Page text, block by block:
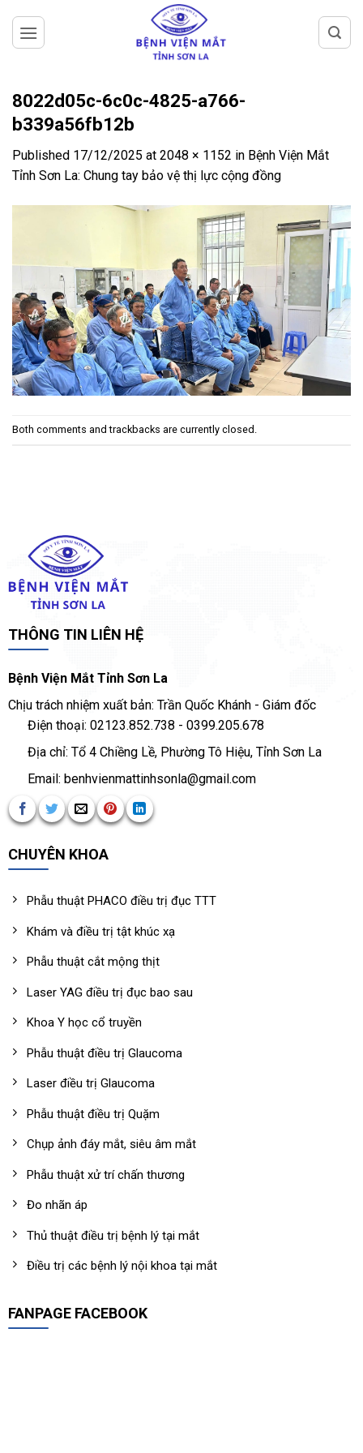
content
8022d05c-6c0c-4825-a766-
b339a56fb12b
Published 17/12/2025 at 2048 × 1152 in Bệnh Viện Mắt
Tỉnh Sơn La: Chung tay bảo vệ thị lực cộng đồng
Both comments and trackbacks are currently closed.
THÔNG TIN LIÊN HỆ
Bệnh Viện Mắt Tỉnh Sơn La
Chịu trách nhiệm xuất bản: Trần Quốc Khánh - Giám đốc
Điện thoại: 02123.852.738 - 0399.205.678
Địa chỉ: Tổ 4 Chiềng Lề, Phường Tô Hiệu, Tỉnh Sơn La
Email: benhvienmattinhsonla@gmail.com
CHUYÊN KHOA
Phẫu thuật PHACO điều trị đục TTT
Khám và điều trị tật khúc xạ
Phẫu thuật cắt mộng thịt
Laser YAG điều trị đục bao sau
Khoa Y học cổ truyền
Phẫu thuật điều trị Glaucoma
Laser điều trị Glaucoma
Phẫu thuật điều trị Quặm
Chụp ảnh đáy mắt, siêu âm mắt
Phẫu thuật xử trí chấn thương
Đo nhãn áp
Thủ thuật điều trị bệnh lý tại mắt
Điều trị các bệnh lý nội khoa tại mắt
FANPAGE FACEBOOK